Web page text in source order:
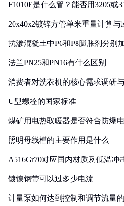
F1010E是什么管？能否用3205或
20x40x2镀锌方管单米重量计算与
抗渗混凝土中P6和P8膨胀剂分别
法兰PN25和PN16有什么区别
消费者对洗衣机的核心需求调研
U型螺栓的国家标准
煤矿用电热取暖器是否符合防爆
照明母线槽的主要作用是什么
A516Gr70对应国内材质及低温冲
镀镍钢带可以过多少电流
计量泵如何达到控制和调节流量